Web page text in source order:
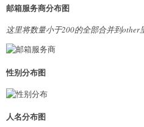
邮箱服务商分布图
这里将数量小于200的全部合并到other
性别分布图
人名分布图